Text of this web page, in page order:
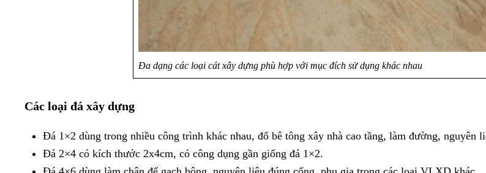
Đa dạng các loại cát xây dựng phù hợp với mục đích sử dụng khác nhau
Các loại đá xây dựng
Đá 1×2 dùng trong nhiều công trình khác nhau, đổ bê tông xây nhà cao tầng, làm đường,
Đá 2×4 có kích thước 2x4cm, có công dụng gần giống đá 1×2.